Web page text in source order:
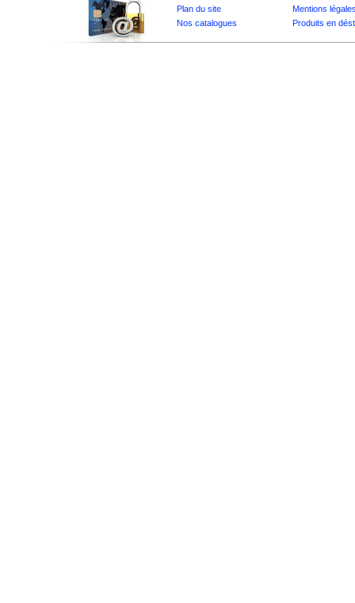
Plan du site
Mentions
Nos catalogues
Produits en